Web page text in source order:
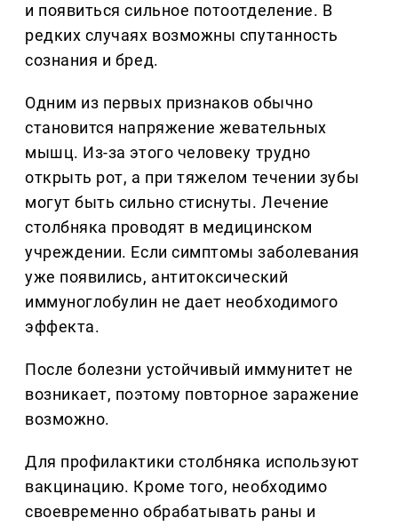
и появиться сильное потоотделение. В
редких случаях возможны спутанность
сознания и бред.
Одним из первых признаков обычно
становится напряжение жевательных
мышц. Из-за этого человеку трудно
открыть рот, а при тяжелом течении зубы
могут быть сильно стиснуты. Лечение
столбняка проводят в медицинском
учреждении. Если симптомы заболевания
уже появились, антитоксический
иммуноглобулин не дает необходимого
эффекта.
После болезни устойчивый иммунитет не
возникает, поэтому повторное заражение
возможно.
Для профилактики столбняка используют
вакцинацию. Кроме того, необходимо
своевременно обрабатывать раны и